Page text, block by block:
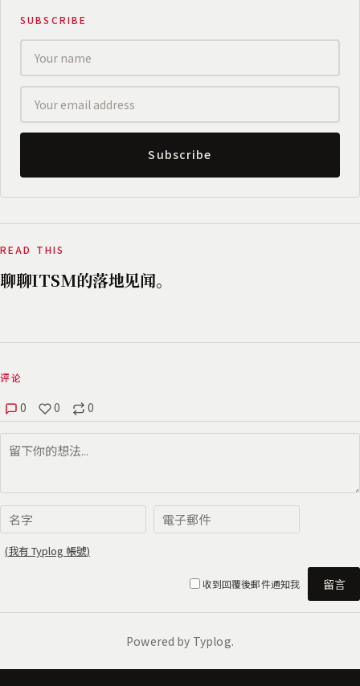
SUBSCRIBE
Subscribe
READ THIS
聊聊ITSM的落地见闻。